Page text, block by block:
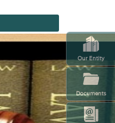
Our Entity
Documents